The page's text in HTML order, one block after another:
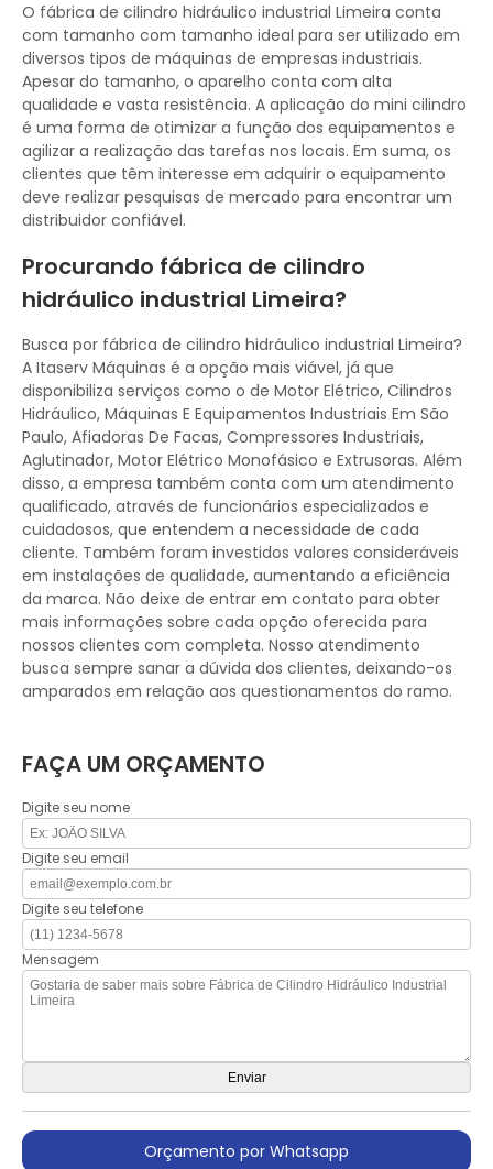
O fábrica de cilindro hidráulico industrial Limeira conta
com tamanho com tamanho ideal para ser utilizado em
diversos tipos de máquinas de empresas industriais.
Apesar do tamanho, o aparelho conta com alta
qualidade e vasta resistência. A aplicação do mini cilindro
é uma forma de otimizar a função dos equipamentos e
agilizar a realização das tarefas nos locais. Em suma, os
clientes que têm interesse em adquirir o equipamento
deve realizar pesquisas de mercado para encontrar um
distribuidor confiável.
Procurando fábrica de cilindro
hidráulico industrial Limeira?
Busca por fábrica de cilindro hidráulico industrial Limeira?
A Itaserv Máquinas é a opção mais viável, já que
disponibiliza serviços como o de Motor Elétrico, Cilindros
Hidráulico, Máquinas E Equipamentos Industriais Em São
Paulo, Afiadoras De Facas, Compressores Industriais,
Aglutinador, Motor Elétrico Monofásico e Extrusoras. Além
disso, a empresa também conta com um atendimento
qualificado, através de funcionários especializados e
cuidadosos, que entendem a necessidade de cada
cliente. Também foram investidos valores consideráveis
em instalações de qualidade, aumentando a eficiência
da marca. Não deixe de entrar em contato para obter
mais informações sobre cada opção oferecida para
nossos clientes com completa. Nosso atendimento
busca sempre sanar a dúvida dos clientes, deixando-os
amparados em relação aos questionamentos do ramo.
FAÇA UM ORÇAMENTO
Digite seu nome
Digite seu email
Digite seu telefone
Mensagem
Orçamento por Whatsapp